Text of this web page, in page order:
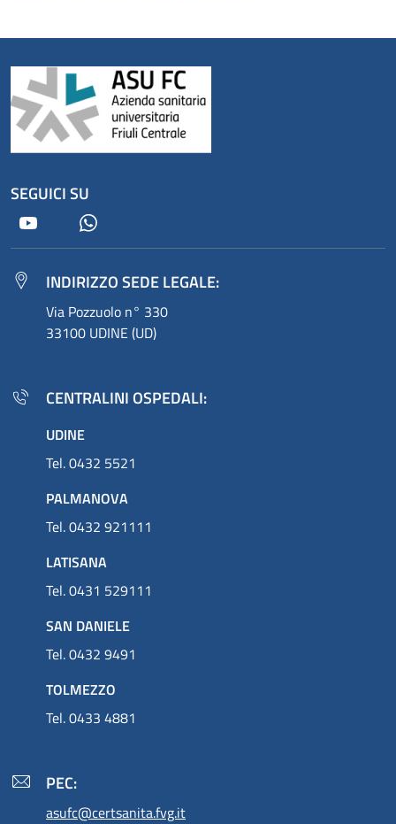
SEGUICI SU
Youtube
INDIRIZZO SEDE LEGALE:
Via Pozzuolo n° 330
33100 UDINE (UD)
CENTRALINI OSPEDALI:
UDINE
Tel. 0432 5521
PALMANOVA
Tel. 0432 921111
LATISANA
Tel. 0431 529111
SAN DANIELE
Tel. 0432 9491
TOLMEZZO
Tel. 0433 4881
PEC:
asufc@certsanita.fvg.it